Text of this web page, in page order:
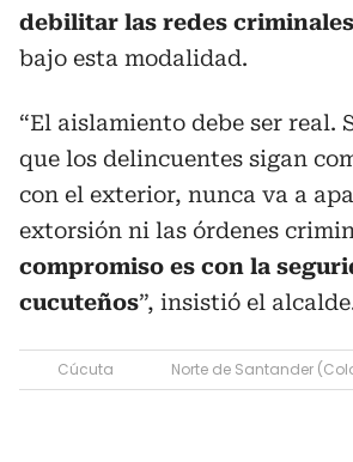
debilitar las redes criminales
bajo esta modalidad.
“El aislamiento debe ser real.
que los delincuentes sigan
con el exterior, nunca va a
extorsión ni las órdenes
compromiso es con la
cucuteños”, insistió el
Cúcuta Norte de Santander